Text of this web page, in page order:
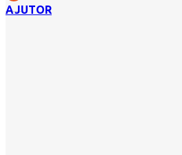
AJUTOR